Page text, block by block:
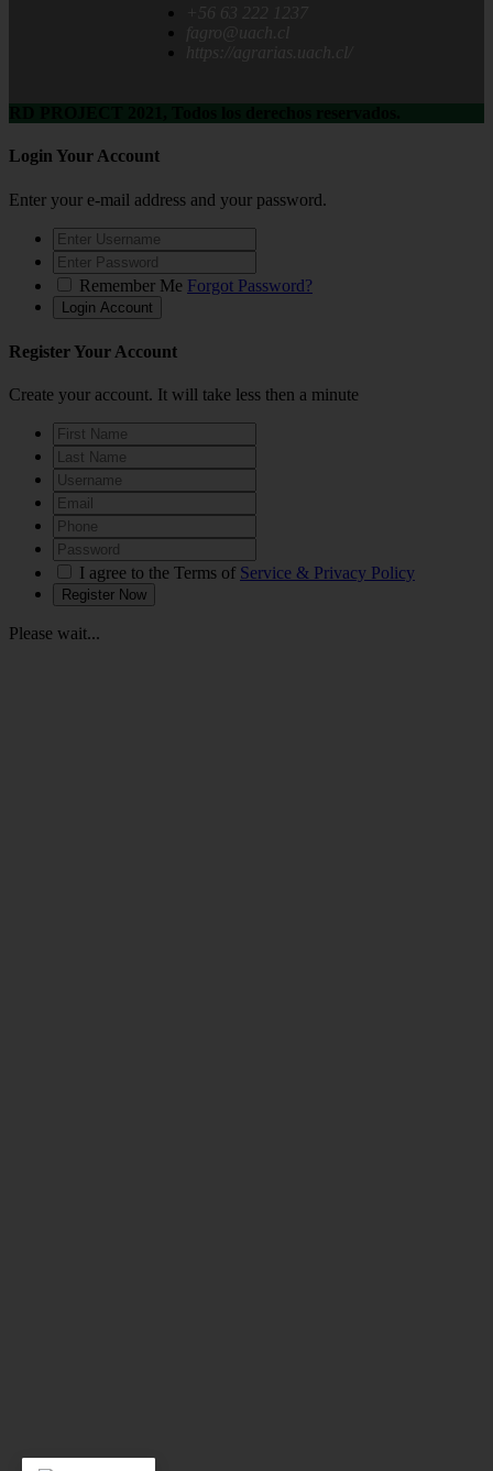
Login Your Account
Enter your e-mail address and your password.
Remember Me Forgot Password?
Register Your Account
Create your account. It will take less then a minute
I agree to the Terms of Service & Privacy Policy
Please wait...